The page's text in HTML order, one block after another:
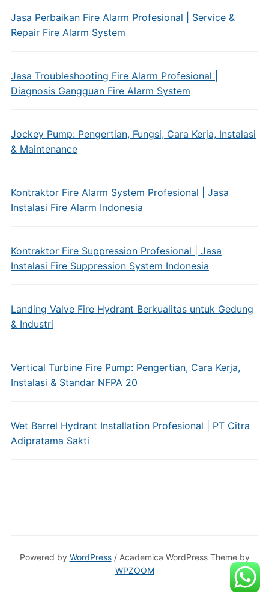
Jasa Perbaikan Fire Alarm Profesional | Service &
Repair Fire Alarm System
Jasa Troubleshooting Fire Alarm Profesional |
Diagnosis Gangguan Fire Alarm System
Jockey Pump: Pengertian, Fungsi, Cara Kerja, Instalasi
& Maintenance
Kontraktor Fire Alarm System Profesional | Jasa
Instalasi Fire Alarm Indonesia
Kontraktor Fire Suppression Profesional | Jasa
Instalasi Fire Suppression System Indonesia
Landing Valve Fire Hydrant Berkualitas untuk Gedung
& Industri
Vertical Turbine Fire Pump: Pengertian, Cara Kerja,
Instalasi & Standar NFPA 20
Wet Barrel Hydrant Installation Profesional | PT Citra
Adipratama Sakti
Powered by WordPress/ Academica WordPress Theme by
WPZOOM